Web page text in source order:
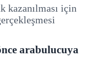
kazanılması için
arabulucuya